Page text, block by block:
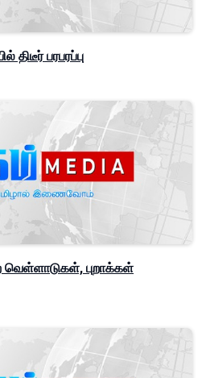
திடீர் பரபரப்பு
புறாக்கள்